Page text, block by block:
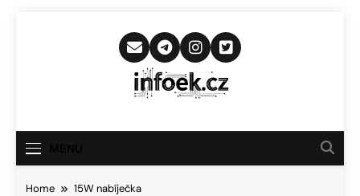
Infoek.cz
Novinkám
Home 15W nabíječka